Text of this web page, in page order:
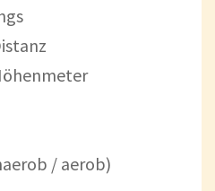
/ aerob)